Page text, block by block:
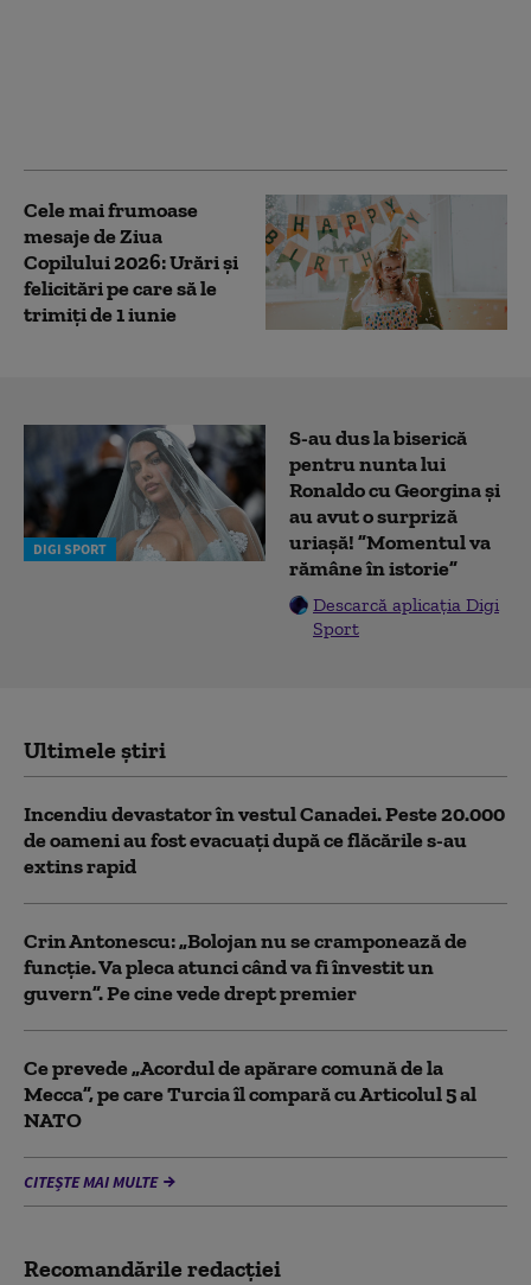
Cele mai frumoase
mesaje de Ziua
Copilului 2026: Urări și
felicitări pe care să le
trimiți de 1 iunie
DIGI SPORT
S-au dus la biserică
pentru nunta lui
Ronaldo cu Georgina și
au avut o surpriză
uriașă! ”Momentul va
rămâne în istorie”
Descarcă aplicația Digi
Sport
Ultimele știri
Incendiu devastator în vestul Canadei. Peste 20.000
de oameni au fost evacuați după ce flăcările s-au
extins rapid
Crin Antonescu: „Bolojan nu se cramponează de
funcție. Va pleca atunci când va fi învestit un
guvern”. Pe cine vede drept premier
Ce prevede „Acordul de apărare comună de la
Mecca”, pe care Turcia îl compară cu Articolul 5 al
NATO
CITEȘTE MAI MULTE
Recomandările redacţiei